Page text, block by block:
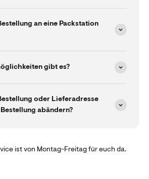
an eine Packstation
gibt es?
oder Lieferadresse
abändern?
ist von Montag-Freitag für euch da.